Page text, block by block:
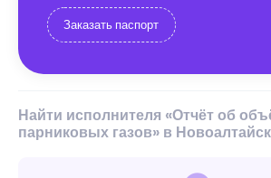
Заказать паспорт
Найти исполнителя «Отчёт об
парниковых газов» в